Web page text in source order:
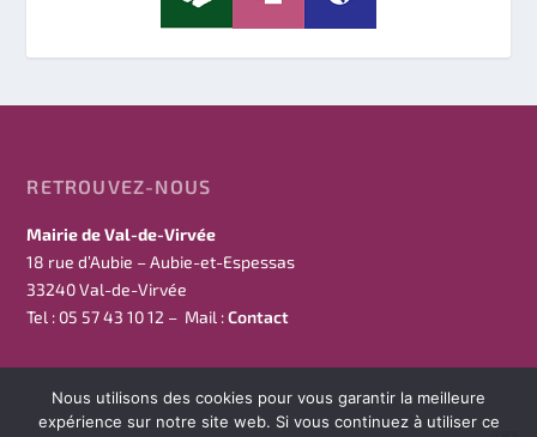
RETROUVEZ-NOUS
Mairie de Val-de-Virvée
18 rue d’Aubie – Aubie-et-Espessas
33240 Val-de-Virvée
Tel : 05 57 43 10 12 – Mail :Contact
Nous utilisons des cookies pour vous garantir la meilleure
expérience sur notre site web. Si vous continuez à utiliser ce